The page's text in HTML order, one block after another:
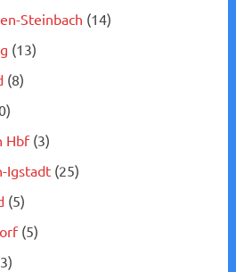
Steinbach (14)
(13)
(8)
Hbf(3)
Igstadt(25)
(5)
(5)